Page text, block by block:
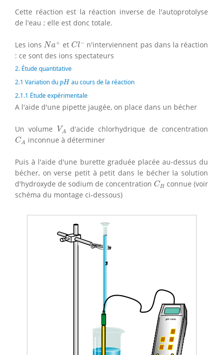
Cette réaction est la réaction inverse de l'autoprotolyse
de l'eau ; elle est donc totale.
Les ionsNa+
Na+ et Cl−
Cl− n'interviennent pas dans la réaction
: ce sont des ions spectateurs
2. Étude quantitative
2.1 Variation du pH
pHau cours de la réaction
2.1.1 Étude expérimentale
A l'aide d'une pipette jaugée, on place dans un bécher
Un volume VA
VA d'acide chlorhydrique de concentration
CA
CA inconnue à déterminer
Puis à l'aide d'une burette graduée placée au-dessus du
bécher, on verse petit à petit dans le bécher la solution
d'hydroxyde de sodium de concentration CB
CB
connue (voir
schéma du montage ci-dessous)